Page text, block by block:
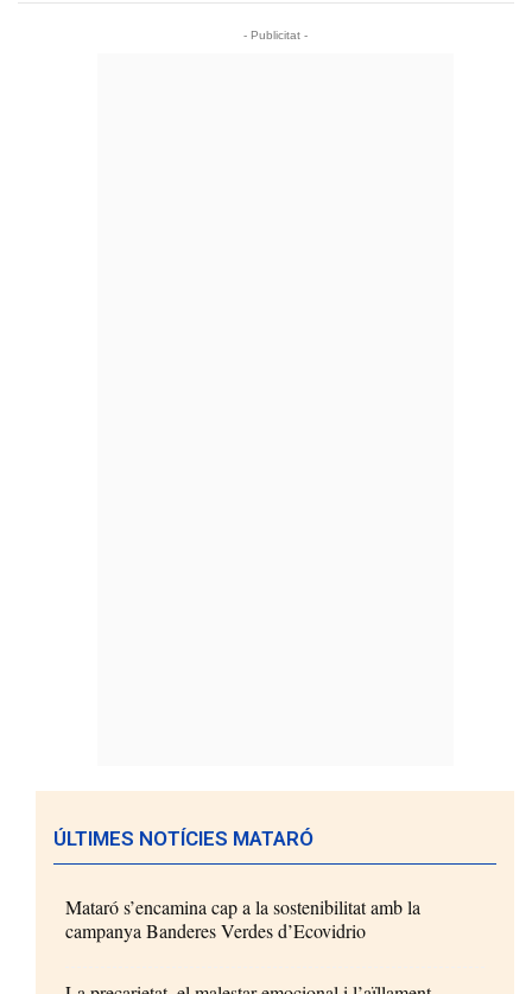
- Publicitat -
ÚLTIMES NOTÍCIES MATARÓ
Mataró s’encamina cap a la sostenibilitat amb la
campanya Banderes Verdes d’Ecovidrio